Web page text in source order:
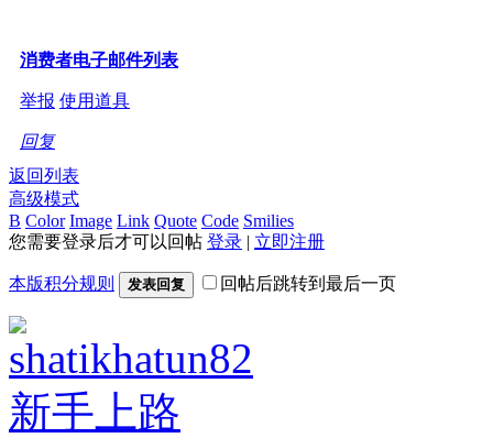
消费者电子邮件列表
举报 使用道具
回复
返回列表
高级模式
B Color Image Link Quote Code Smilies
您需要登录后才可以回帖 登录 | 立即注册
本版积分规则 发表回复 回帖后跳转到最后一页
shatikhatun82
新手上路